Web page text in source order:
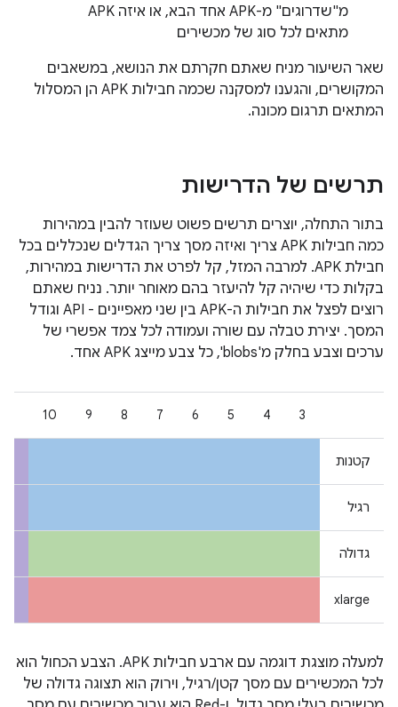
מ"שדרוגים" מ-APK אחד הבא, או איזה APK
מתאים לכל סוג של מכשירים
שאר השיעור מניח שאתם חקרתם את הנושא, במשאבים
המקושרים, והגענו למסקנה שכמה חבילות APK הן המסלול
המתאים תרגום מכונה.
תרשים של הדרישות
בתור התחלה, יוצרים תרשים פשוט שעוזר להבין במהירות
כמה חבילות APK צריך ואיזה מסך צריך הגדלים שנכללים בכל
חבילת APK. למרבה המזל, קל לפרט את הדרישות במהירות,
בקלות כדי שיהיה קל להיעזר בהם מאוחר יותר. נניח שאתם
רוצים לפצל את חבילות ה-APK בין שני מאפיינים - API וגודל
המסך. יצירת טבלה עם שורה ועמודה לכל צמד אפשרי של
ערכים וצבע בחלק מ'blobs', כל צבע מייצג APK אחד.
3
4
5
6
7
8
9
10
קטנות
רגיל
גדולה
xlarge
למעלה מוצגת דוגמה עם ארבע חבילות APK. הצבע הכחול הוא
לכל המכשירים עם מסך קטן/רגיל, וירוק הוא תצוגה גדולה של